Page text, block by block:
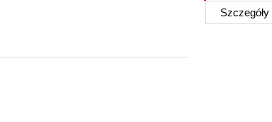
Szczegóły